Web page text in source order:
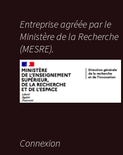
Entreprise agréée par le
Ministère de la Recherche
(MESRE).
Connexion